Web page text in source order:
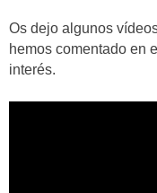
Os dejo algunos
hemos comentado en
interés.